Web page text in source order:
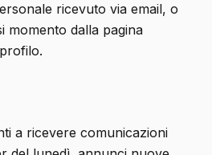
ricevuto via email, o
momento dalla pagina
a ricevere comunicazioni